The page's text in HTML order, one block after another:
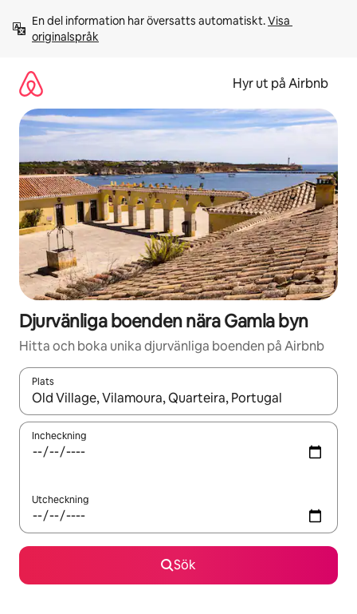
innehåll
En del information har översatts automatiskt. Visa
originalspråk
Hyr ut på Airbnb
Djurvänliga boenden nära Gamla byn
Hitta och boka unika djurvänliga boenden på Airbnb
Plats
När resultaten är tillgängliga kan du navigera med upp- och
Incheckning
Utcheckning
Sök